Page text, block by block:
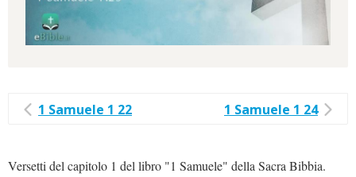
1 Samuele 1 22 1 Samuele 1 24
Versetti del capitolo 1 del libro "1 Samuele" della Sacra Bibbia.